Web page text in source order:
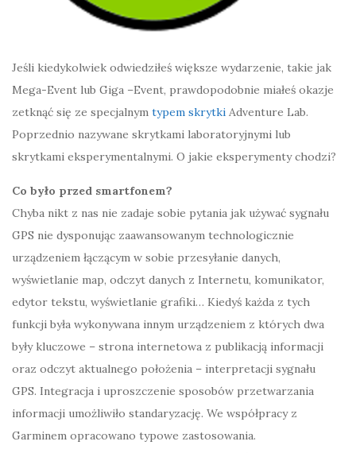
Jeśli kiedykolwiek odwiedziłeś większe wydarzenie, takie jak
Mega-Event lub Giga –Event, prawdopodobnie miałeś okazje
zetknąć się ze specjalnym typem skrytki Adventure Lab.
Poprzednio nazywane skrytkami laboratoryjnymi lub
skrytkami eksperymentalnymi. O jakie eksperymenty chodzi?
Co było przed smartfonem?
Chyba nikt z nas nie zadaje sobie pytania jak używać sygnału
GPS nie dysponując zaawansowanym technologicznie
urządzeniem łączącym w sobie przesyłanie danych,
wyświetlanie map, odczyt danych z Internetu, komunikator,
edytor tekstu, wyświetlanie grafiki… Kiedyś każda z tych
funkcji była wykonywana innym urządzeniem z których dwa
były kluczowe – strona internetowa z publikacją informacji
oraz odczyt aktualnego położenia – interpretacji sygnału
GPS. Integracja i uproszczenie sposobów przetwarzania
informacji umożliwiło standaryzację. We współpracy z
Garminem opracowano typowe zastosowania.